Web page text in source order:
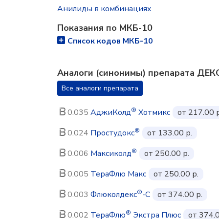
Анилиды в комбинациях
Показания по МКБ-10
Список кодов МКБ-10
Аналоги (синонимы) препарата
Все аналоги препарата
0.035 АджиКолд® Хотмикс
от 217.00
0.024 Простудокс®
от 133.00 р.
0.006 Максиколд®
от 250.00 р.
0.005 ТераФлю Макс
от 250.00 р.
0.003 Флюколдекс®-С
от 374.00 р.
0.002 ТераФлю® Экстра Плюс
от